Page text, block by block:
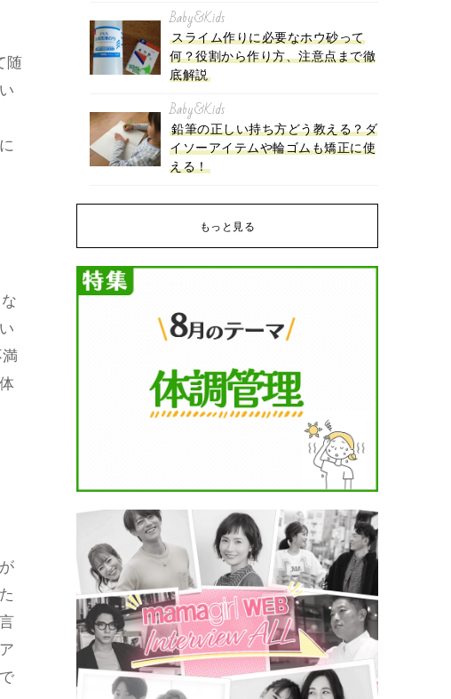
随
Baby&Kids
スライム作りに必要なホウ砂って
何？役割から作り方、注意点まで徹
底解説
Baby&Kids
鉛筆の正しい持ち方どう教える？ダ
イソーアイテムや輪ゴムも矯正に使
える！
もっと見る